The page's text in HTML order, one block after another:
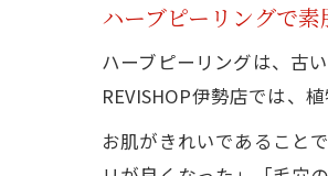
ハーブピーリングで
ハーブピーリングは、古
REVISHOP伊勢店では、
お肌がきれいであること